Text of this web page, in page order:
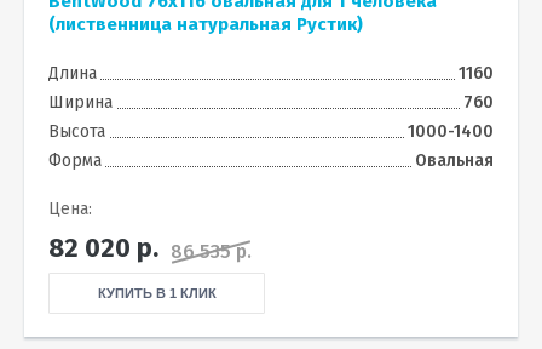
(лиственница натуральная Рустик)
Длина
1160
Ширина
760
Высота
1000-1400
Форма
Овальная
Цена:
82 020 р. 86 535 р.
КУПИТЬ В 1 КЛИК